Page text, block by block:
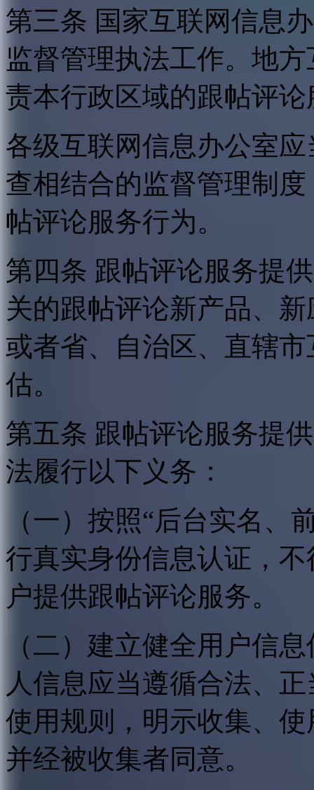
第三条 国家互联网信息
监督管理执法工作。地
责本行政区域的跟帖评
各级互联网信息办公室
查相结合的监督管理制
帖评论服务行为。
第四条 跟帖评论服务提
关的跟帖评论新产品、
或者省、自治区、直辖
估。
第五条 跟帖评论服务提
法履行以下义务：
（一）按照“后台实名、
行真实身份信息认证，
户提供跟帖评论服务。
（二）建立健全用户信
人信息应当遵循合法、
使用规则，明示收集、
并经被收集者同意。